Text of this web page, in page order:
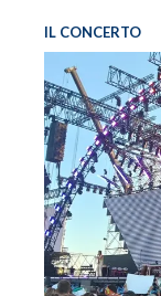
IL CONCERTO